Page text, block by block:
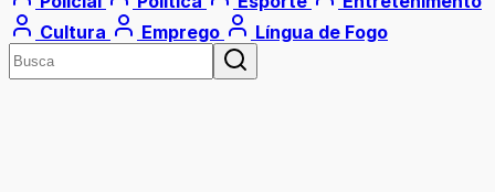
Cultura
Emprego Língua de Fogo